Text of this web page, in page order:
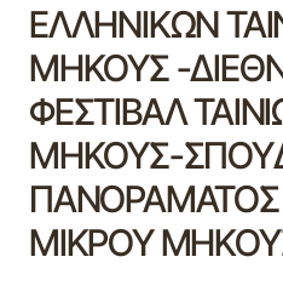
ΕΛΛΗΝΙΚΩΝ
ΜΗΚΟΥΣ -
ΦΕΣΤΙΒΑΛ
ΜΗΚΟΥΣ-
ΠΑΝΟΡΑΜΑΤΟΣ
ΜΙΚΡΟΥ